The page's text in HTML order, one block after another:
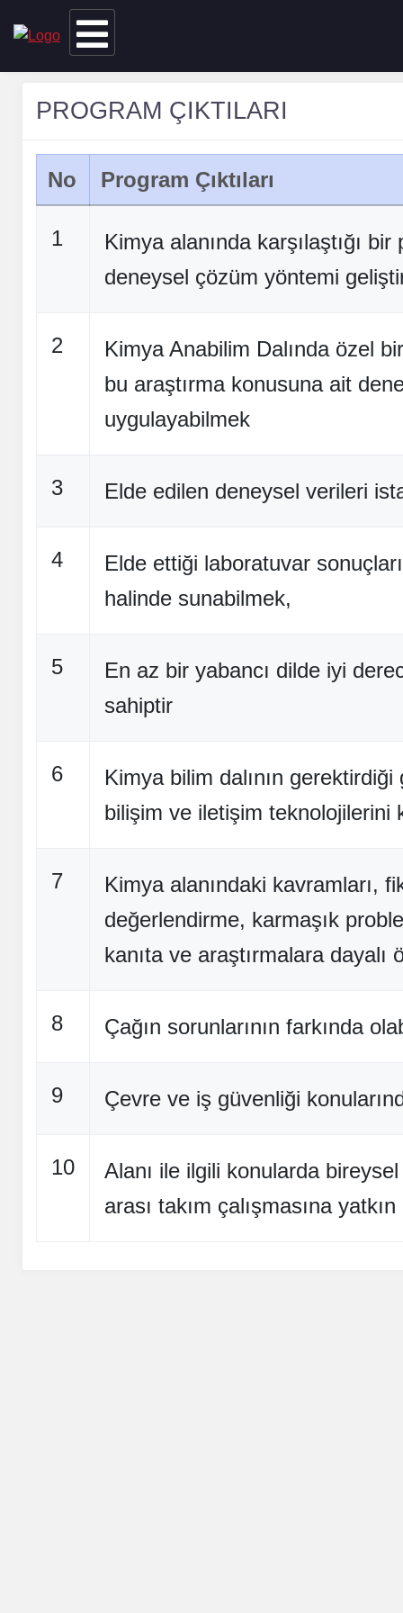
PROGRAM ÇIKTILARI
No Program Çıktıları
1
Kimya alanında karşılaştığı
deneysel çözüm yöntemi
2
Kimya Anabilim Dalında özel
bu araştırma konusuna ait
uygulayabilmek
3 Elde edilen deneysel verileri
4
Elde ettiği laboratuvar
halinde sunabilmek,
5
En az bir yabancı dilde iyi
sahiptir
6
Kimya bilim dalının
bilişim ve iletişim teknolojilerini
7
Kimya alanındaki kavramları,
değerlendirme, karmaşık
kanıta ve araştırmalara
8 Çağın sorunlarının farkında
9 Çevre ve iş güvenliği
10
Alanı ile ilgili konularda
arası takım çalışmasına